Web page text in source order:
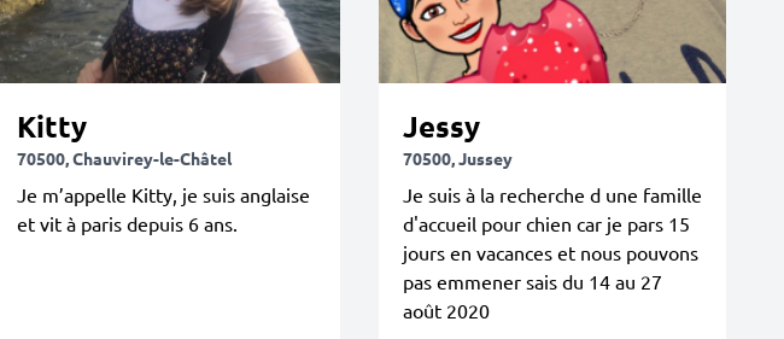
Kitty
70500, Chauvirey-le-Châtel
Je m’appelle Kitty, je suis anglaise
et vit à paris depuis 6 ans.
Jessy
70500, Jussey
Je suis à la recherche d une famille
d'accueil pour chien car je pars 15
jours en vacances et nous pouvons
pas emmener sais du 14 au 27
août 2020